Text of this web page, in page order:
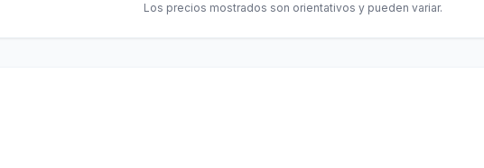
Los precios mostrados son orientativos y pueden variar.